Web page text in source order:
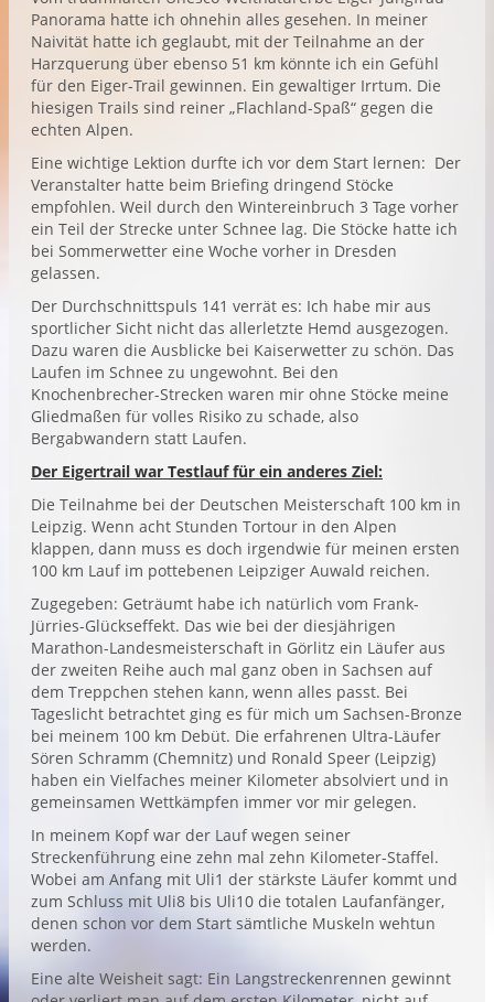
Panorama hatte ich ohnehin alles gesehen. In meiner
Naivität hatte ich geglaubt, mit der Teilnahme an der
Harzquerung über ebenso 51 km könnte ich ein Gefühl
für den Eiger-Trail gewinnen. Ein gewaltiger Irrtum. Die
hiesigen Trails sind reiner „Flachland-Spaß“ gegen die
echten Alpen.
Eine wichtige Lektion durfte ich vor dem Start lernen: Der
Veranstalter hatte beim Briefing dringend Stöcke
empfohlen. Weil durch den Wintereinbruch 3 Tage vorher
ein Teil der Strecke unter Schnee lag. Die Stöcke hatte ich
bei Sommerwetter eine Woche vorher in Dresden
gelassen.
Der Durchschnittspuls 141 verrät es: Ich habe mir aus
sportlicher Sicht nicht das allerletzte Hemd ausgezogen.
Dazu waren die Ausblicke bei Kaiserwetter zu schön. Das
Laufen im Schnee zu ungewohnt. Bei den
Knochenbrecher-Strecken waren mir ohne Stöcke meine
Gliedmaßen für volles Risiko zu schade, also
Bergabwandern statt Laufen.
Der Eigertrail war Testlauf für ein anderes Ziel:
Die Teilnahme bei der Deutschen Meisterschaft 100 km in
Leipzig. Wenn acht Stunden Tortour in den Alpen
klappen, dann muss es doch irgendwie für meinen ersten
100 km Lauf im pottebenen Leipziger Auwald reichen.
Zugegeben: Geträumt habe ich natürlich vom Frank-
Jürries-Glückseffekt. Das wie bei der diesjährigen
Marathon-Landesmeisterschaft in Görlitz ein Läufer aus
der zweiten Reihe auch mal ganz oben in Sachsen auf
dem Treppchen stehen kann, wenn alles passt. Bei
Tageslicht betrachtet ging es für mich um Sachsen-Bronze
bei meinem 100 km Debüt. Die erfahrenen Ultra-Läufer
Sören Schramm (Chemnitz) und Ronald Speer (Leipzig)
haben ein Vielfaches meiner Kilometer absolviert und in
gemeinsamen Wettkämpfen immer vor mir gelegen.
In meinem Kopf war der Lauf wegen seiner
Streckenführung eine zehn mal zehn Kilometer-Staffel.
Wobei am Anfang mit Uli1 der stärkste Läufer kommt und
zum Schluss mit Uli8 bis Uli10 die totalen Laufanfänger,
denen schon vor dem Start sämtliche Muskeln wehtun
werden.
Eine alte Weisheit sagt: Ein Langstreckenrennen gewinnt